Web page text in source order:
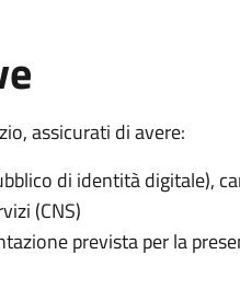
assicurati di avere:
di identità digitale),
(CNS)
prevista per la